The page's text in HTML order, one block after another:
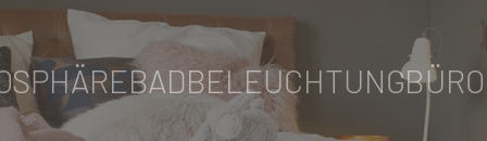
BADBELEUCHTUNGBÜRO